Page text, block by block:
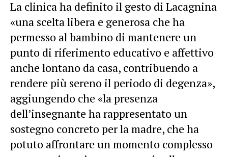
La clinica ha definito il gesto di Lacagnina
«una scelta libera e generosa che ha
permesso al bambino di mantenere un
punto di riferimento educativo e affettivo
anche lontano da casa, contribuendo a
rendere più sereno il periodo di degenza»,
aggiungendo che «la presenza
dell’insegnante ha rappresentato un
sostegno concreto per la madre, che ha
potuto affrontare un momento complesso